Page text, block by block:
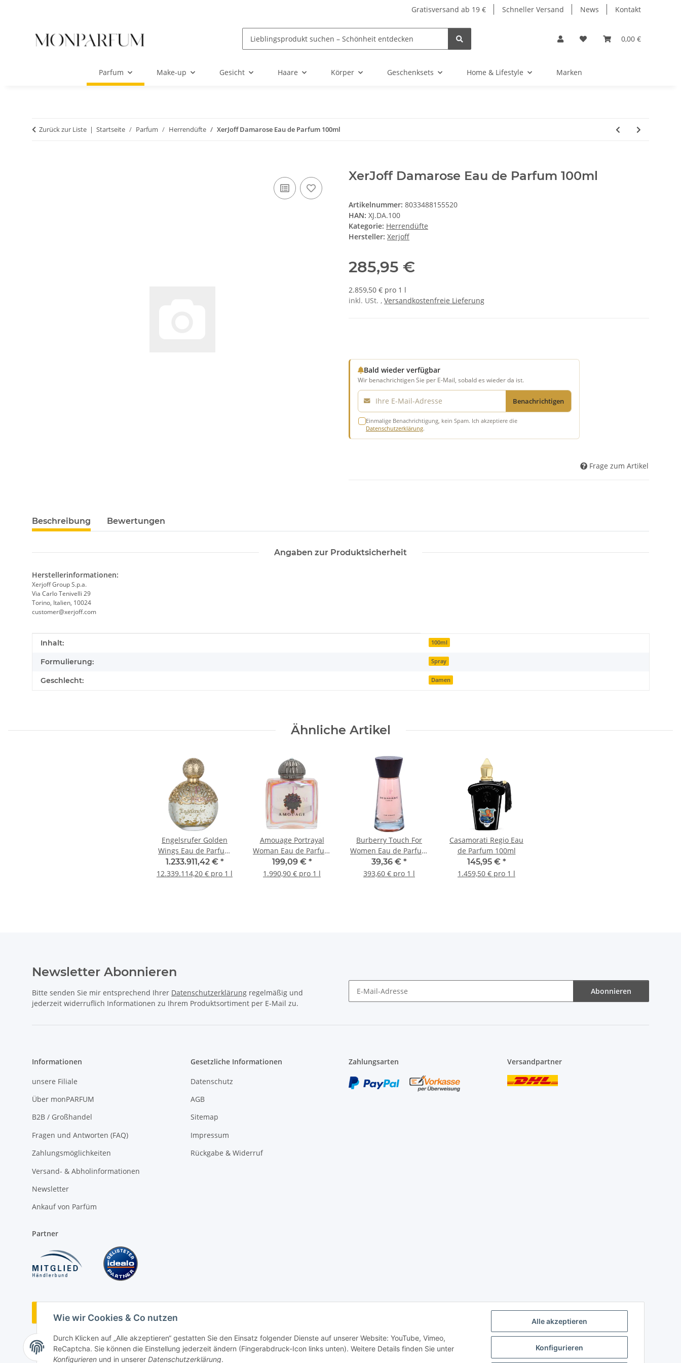
Alle akzeptieren
Konfigurieren
Wie wir Cookies & Co nutzen
Durch Klicken auf „Alle akzeptieren“ gestatten Sie den Einsatz folgender Dienste auf unserer Website: YouTube, Vimeo,
ReCaptcha. Sie können die Einstellung jederzeit ändern (Fingerabdruck-Icon links unten). Weitere Details finden Sie unter
Konfigurieren und in unserer Datenschutzerklärung.
Gratisversand ab 19 € Schneller Versand News Kontakt
0,00 €
Parfum Make-up Gesicht Haare Körper Geschenksets Home & Lifestyle Marken
Zurück zur Liste Startseite Parfum Herrendüfte XerJoff Damarose Eau de Parfum 100ml
XerJoff Damarose Eau de Parfum 100ml
Artikelnummer: 8033488155520
HAN: XJ.DA.100
Kategorie: Herrendüfte
Hersteller: Xerjoff
285,95 €
2.859,50 € pro 1 l
inkl. USt. , Versandkostenfreie Lieferung
Bald wieder verfügbar
Wir benachrichtigen Sie per E-Mail, sobald es wieder da ist.
E-Mail
Benachrichtigen
Einmalige Benachrichtigung, kein Spam. Ich akzeptiere die
Datenschutzerklärung.
Frage zum Artikel
Beschreibung Bewertungen
Angaben zur Produktsicherheit
Herstellerinformationen:
Xerjoff Group S.p.a.
Via Carlo Tenivelli 29
Torino, Italien, 10024
customer@xerjoff.com
Produkteigenschaft
Wert
Inhalt: 100ml
Formulierung: Spray
Geschlecht: Damen
Ähnliche Artikel
Engelsrufer Golden
Wings Eau de Parfum
100ml
1.233.911,42 € *
12.339.114,20 € pro 1 l
Amouage Portrayal
Woman Eau de Parfum
100ml
199,09 € *
1.990,90 € pro 1 l
Burberry Touch For
Women Eau de Parfum
100ml
39,36 € *
393,60 € pro 1 l
Casamorati Regio Eau
de Parfum 100ml
145,95 € *
1.459,50 € pro 1 l
Newsletter Abonnieren
Bitte senden Sie mir entsprechend Ihrer Datenschutzerklärung regelmäßig und
jederzeit widerruflich Informationen zu Ihrem Produktsortiment per E-Mail zu.
Abonnieren
Informationen
unsere Filiale
Über monPARFUM
B2B / Großhandel
Fragen und Antworten (FAQ)
Zahlungsmöglichkeiten
Versand- & Abholinformationen
Newsletter
Ankauf von Parfüm
Gesetzliche Informationen
Datenschutz
AGB
Sitemap
Impressum
Rückgabe & Widerruf
Zahlungsarten Versandpartner
Partner
Vertrag widerrufen